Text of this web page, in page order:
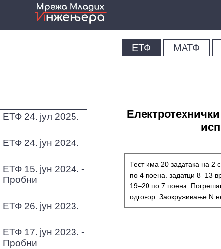
ЕТФ МАТФ
ЕТФ 24. јул 2025.
ЕТФ 24. јун 2024.
ЕТФ 15. јун 2024. -
Пробни
ЕТФ 26. јун 2023.
ЕТФ 17. јун 2023. -
Пробни
Тест има 20 задатака на 2
по 4 поена, задатци 8–13
19–20 по 7 поена.
одговор. Заокруживање N